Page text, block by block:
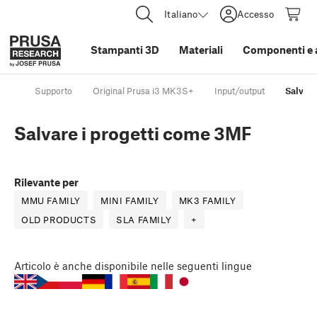
Italiano Accesso
Stampanti 3D Materiali Componenti e
Supporto Original Prusa i3 MK3S+ Input/output
Salvare i progetti come 3MF
Rilevante per
MMU FAMILY MINI FAMILY
MK3 FAMILY
OLD PRODUCTS
SLA FAMILY +
Articolo è anche disponibile nelle seguenti lingue